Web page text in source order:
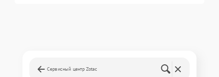
Сервисный центр Zotac